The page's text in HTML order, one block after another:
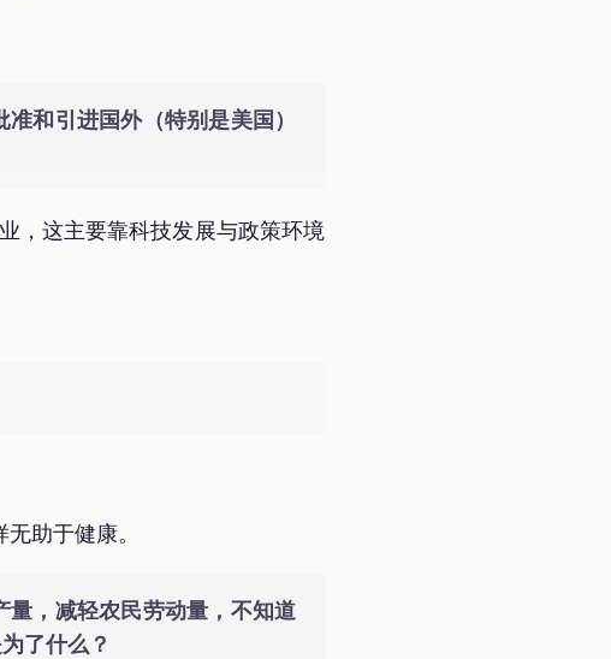
和引进国外（特别是美国）
，这主要靠科技发展与政策环境
助于健康。
，减轻农民劳动量，不知道
了什么？